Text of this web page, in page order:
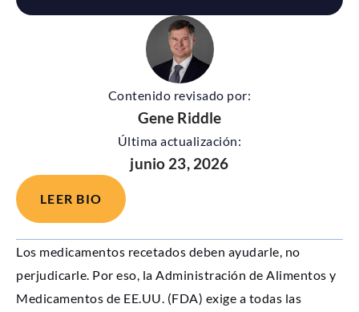
Contenido revisado por:
Gene Riddle
Última actualización:
junio 23, 2026
LEER BIO
Los medicamentos recetados deben ayudarle, no
perjudicarle. Por eso, la Administración de Alimentos y
Medicamentos de EE.UU. (FDA) exige a todas las